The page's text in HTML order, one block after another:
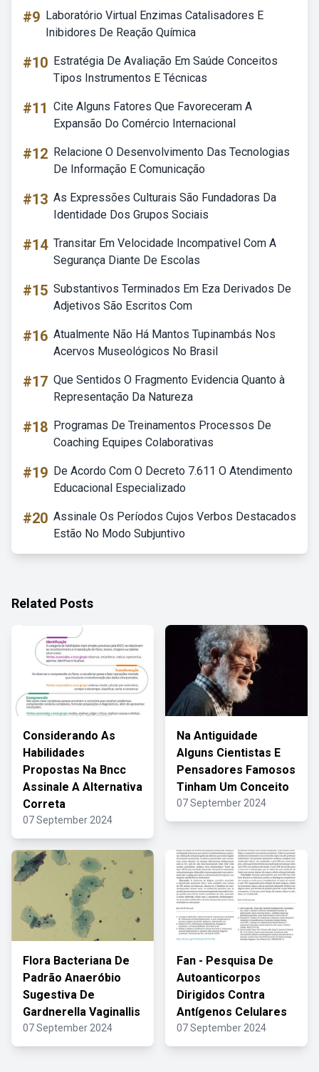
#9 Laboratório Virtual Enzimas Catalisadores E
Inibidores De Reação Química
#10 Estratégia De Avaliação Em Saúde Conceitos
Tipos Instrumentos E Técnicas
#11 Cite Alguns Fatores Que Favoreceram A
Expansão Do Comércio Internacional
#12 Relacione O Desenvolvimento Das Tecnologias
De Informação E Comunicação
#13 As Expressões Culturais São Fundadoras Da
Identidade Dos Grupos Sociais
#14 Transitar Em Velocidade Incompativel Com A
Segurança Diante De Escolas
#15 Substantivos Terminados Em Eza Derivados De
Adjetivos São Escritos Com
#16 Atualmente Não Há Mantos Tupinambás Nos
Acervos Museológicos No Brasil
#17 Que Sentidos O Fragmento Evidencia Quanto à
Representação Da Natureza
#18 Programas De Treinamentos Processos De
Coaching Equipes Colaborativas
#19 De Acordo Com O Decreto 7.611 O Atendimento
Educacional Especializado
#20 Assinale Os Períodos Cujos Verbos Destacados
Estão No Modo Subjuntivo
Related Posts
Considerando As
Habilidades
Propostas Na Bncc
Assinale A Alternativa
Correta
07 September 2024
Na Antiguidade
Alguns Cientistas E
Pensadores Famosos
Tinham Um Conceito
07 September 2024
Flora Bacteriana De
Padrão Anaeróbio
Sugestiva De
Gardnerella Vaginallis
07 September 2024
Fan - Pesquisa De
Autoanticorpos
Dirigidos Contra
Antígenos Celulares
07 September 2024